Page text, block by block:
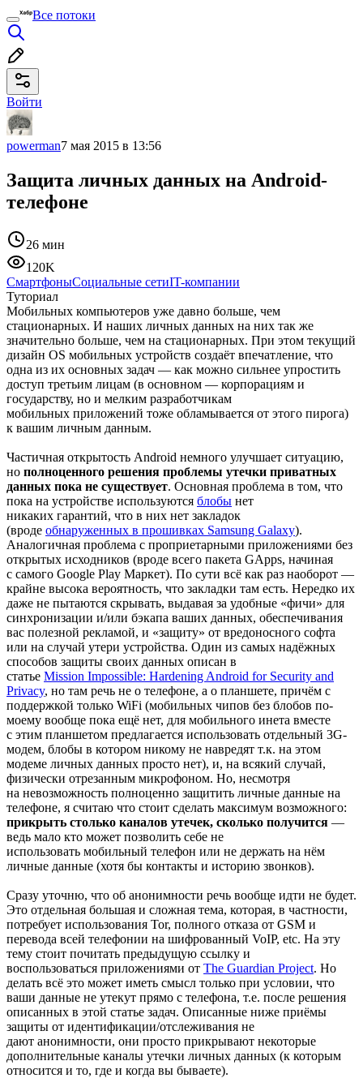
Все потоки
Войти
powerman7 мая 2015 в 13:56
Защита личных данных на Android-
телефоне
26 мин
120K
СмартфоныСоциальные сетиIT-компании
Туториал
Мобильных компьютеров уже давно больше, чем
стационарных. И наших личных данных на них так же
значительно больше, чем на стационарных. При этом текущий
дизайн OS мобильных устройств создаёт впечатление, что
одна из их основных задач — как можно сильнее упростить
доступ третьим лицам (в основном — корпорациям и
государству, но и мелким разработчикам
мобильных приложений тоже обламывается от этого пирога)
к вашим личным данным.
Частичная открытость Android немного улучшает ситуацию,
но полноценного решения проблемы утечки приватных
данных пока не существует. Основная проблема в том, что
пока на устройстве используются блобы нет
никаких гарантий, что в них нет закладок
(вроде обнаруженных в прошивках Samsung Galaxy).
Аналогичная проблема с проприетарными приложениями без
открытых исходников (вроде всего пакета GApps, начиная
с самого Google Play Маркет). По сути всё как раз наоборот —
крайне высока вероятность, что закладки там есть. Нередко их
даже не пытаются скрывать, выдавая за удобные «фичи» для
синхронизации и/или бэкапа ваших данных, обеспечивания
вас полезной рекламой, и «защиту» от вредоносного софта
или на случай утери устройства. Один из самых надёжных
способов защиты своих данных описан в
статье Mission Impossible: Hardening Android for Security and
Privacy, но там речь не о телефоне, а о планшете, причём с
поддержкой только WiFi (мобильных чипов без блобов по-
моему вообще пока ещё нет, для мобильного инета вместе
с этим планшетом предлагается использовать отдельный 3G-
модем, блобы в котором никому не навредят т.к. на этом
модеме личных данных просто нет), и, на всякий случай,
физически отрезанным микрофоном. Но, несмотря
на невозможность полноценно защитить личные данные на
телефоне, я считаю что стоит сделать максимум возможного:
прикрыть столько каналов утечек, сколько получится —
ведь мало кто может позволить себе не
использовать мобильный телефон или не держать на нём
личные данные (хотя бы контакты и историю звонков).
Сразу уточню, что об анонимности речь вообще идти не будет.
Это отдельная большая и сложная тема, которая, в частности,
потребует использования Tor, полного отказа от GSM и
перевода всей телефонии на шифрованный VoIP, etc. На эту
тему стоит почитать предыдущую ссылку и
воспользоваться приложениями от The Guardian Project. Но
делать всё это может иметь смысл только при условии, что
ваши данные не утекут прямо с телефона, т.е. после решения
описанных в этой статье задач. Описанные ниже приёмы
защиты от идентификации/отслеживания не
дают анонимности, они просто прикрывают некоторые
дополнительные каналы утечки личных данных (к которым
относится и то, где и когда вы бываете).